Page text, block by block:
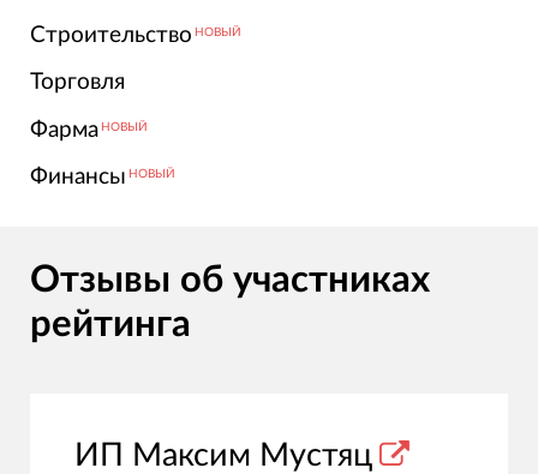
Строительство НОВЫЙ
Торговля
Фарма НОВЫЙ
Финансы НОВЫЙ
Отзывы об участниках
рейтинга
ИП Максим Мустяц